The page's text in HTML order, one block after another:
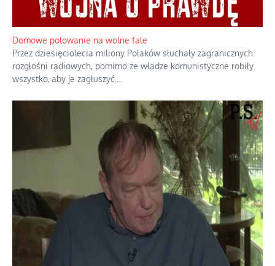
Domowe polowanie na wolne fale
Przez dziesięciolecia miliony Polaków słuchały zagranicznych
rozgłośni radiowych, pomimo że władze komunistyczne robiły
wszystko, aby je zagłuszyć.